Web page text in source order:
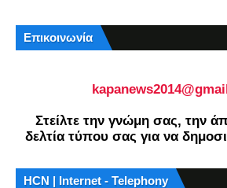
Επικοινωνία
Στείλτε την γνώμη σας, την
δελτία τύπου σας για να
HCN | Internet - Telephony